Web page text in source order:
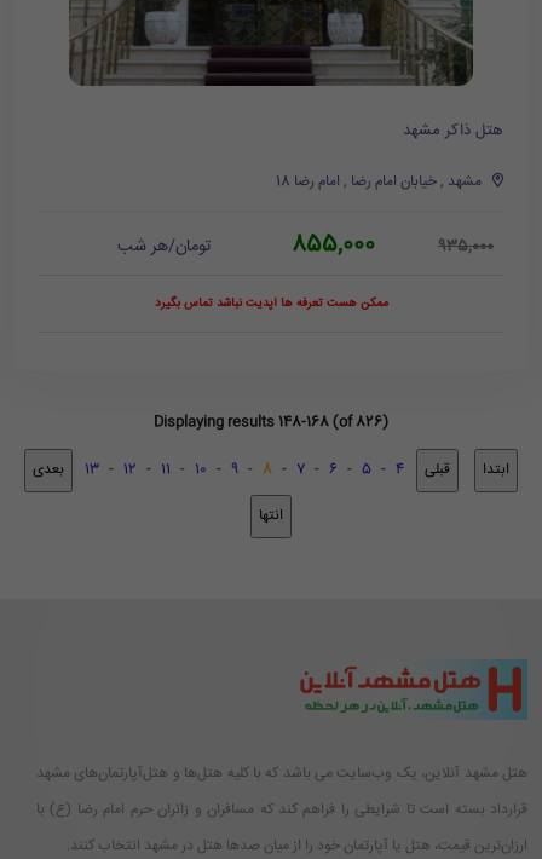
هتل ذاکر مشهد
مشهد , خیابان امام رضا , امام رضا 18
935,000
855,000 تومان/هر شب
ممکن هست تعرفه ها آپدیت نباشد تماس بگیرد
Displaying results 148-168 (of 826)
4
-
5
-
6
-
7
-
8
-
9
-
10
-
11
-
12
-
13
هتل مشهد آنلاین، یک وب‌سایت می باشد که با کلیه هتل‌ها و هتل‌آپارتمان‌های مشهد
قرارداد بسته است تا شرایطی را فراهم کند که مسافران و زائران حرم امام رضا (ع) با
ارزان‌ترین قیمت، هتل یا آپارتمان خود را از میان صدها هتل در مشهد انتخاب کنند.